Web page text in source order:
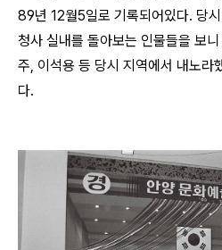
89년 12월5일로 기록되어있다. 당
청사 실내를 돌아보는 인물들을 보
주, 이석용 등 당시 지역에서 내노라
다.